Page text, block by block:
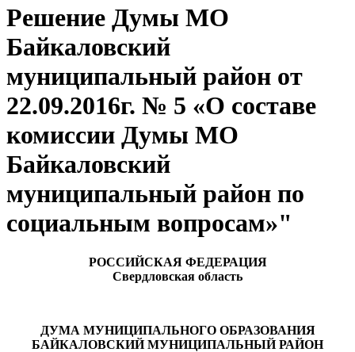
Решение Думы МО
Байкаловский
муниципальный район от
22.09.2016г. № 5 «О составе
комиссии Думы МО
Байкаловский
муниципальный район по
социальным вопросам»"
РОССИЙСКАЯ ФЕДЕРАЦИЯ
Свердловская область
ДУМА МУНИЦИПАЛЬНОГО ОБРАЗОВАНИЯ
БАЙКАЛОВСКИЙ МУНИЦИПАЛЬНЫЙ РАЙОН